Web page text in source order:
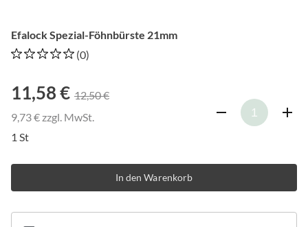
Efalock Spezial-Föhnbürste 21mm
(0)
11,58 € 12,50 €
9,73 € zzgl. MwSt.
1 St
In den Warenkorb